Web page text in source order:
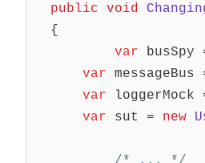
public
void
{
var
busSpy
var
messageBus
var
loggerMock
var
sut = new